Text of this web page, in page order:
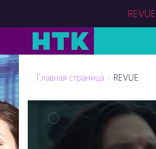
REVUE
Главная страница REVUE